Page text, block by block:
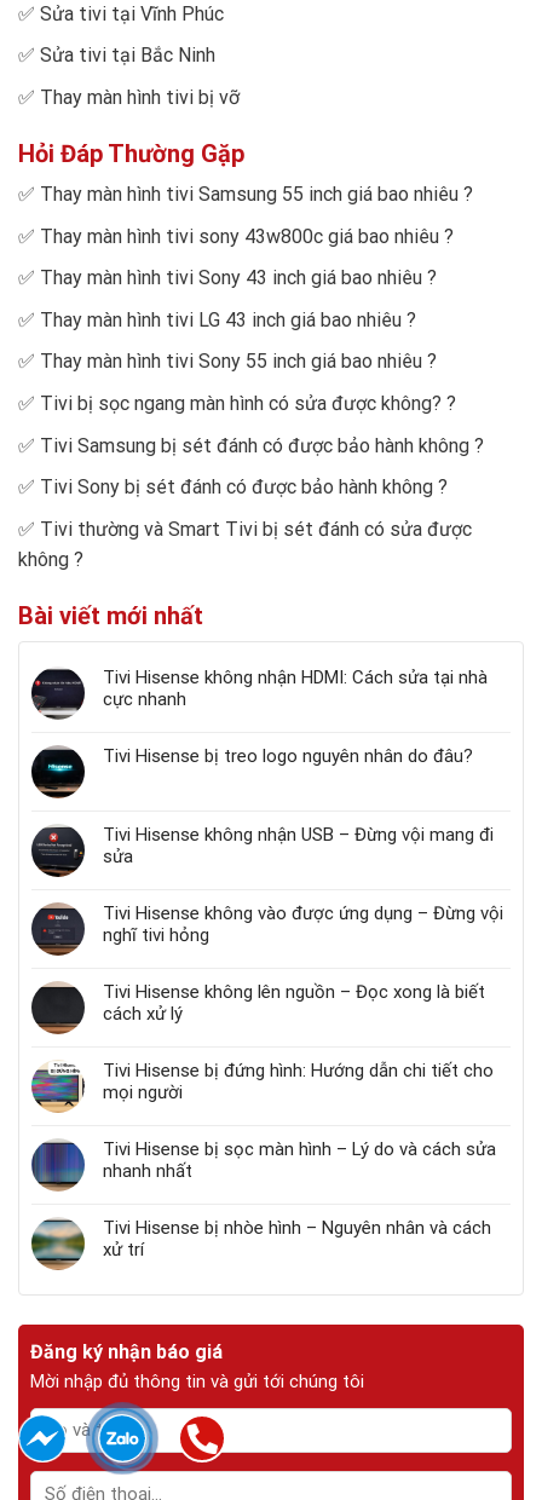
✅ Sửa tivi tại Vĩnh Phúc
✅ Sửa tivi tại Bắc Ninh
✅ Thay màn hình tivi bị vỡ
Hỏi Đáp Thường Gặp
✅ Thay màn hình tivi Samsung 55 inch giá bao nhiêu ?
✅ Thay màn hình tivi sony 43w800c giá bao nhiêu ?
✅ Thay màn hình tivi Sony 43 inch giá bao nhiêu ?
✅ Thay màn hình tivi LG 43 inch giá bao nhiêu ?
✅ Thay màn hình tivi Sony 55 inch giá bao nhiêu ?
✅ Tivi bị sọc ngang màn hình có sửa được không? ?
✅ Tivi Samsung bị sét đánh có được bảo hành không ?
✅ Tivi Sony bị sét đánh có được bảo hành không ?
✅ Tivi thường và Smart Tivi bị sét đánh có sửa được
không ?
Bài viết mới nhất
Tivi Hisense không nhận HDMI: Cách sửa tại nhà
cực nhanh
Tivi Hisense bị treo logo nguyên nhân do đâu?
Tivi Hisense không nhận USB – Đừng vội mang đi
sửa
Tivi Hisense không vào được ứng dụng – Đừng vội
nghĩ tivi hỏng
Tivi Hisense không lên nguồn – Đọc xong là biết
cách xử lý
Tivi Hisense bị đứng hình: Hướng dẫn chi tiết cho
mọi người
Tivi Hisense bị sọc màn hình – Lý do và cách sửa
nhanh nhất
Tivi Hisense bị nhòe hình – Nguyên nhân và cách
xử trí
Đăng ký nhận báo giá
Mời nhập đủ thông tin và gửi tới chúng tôi